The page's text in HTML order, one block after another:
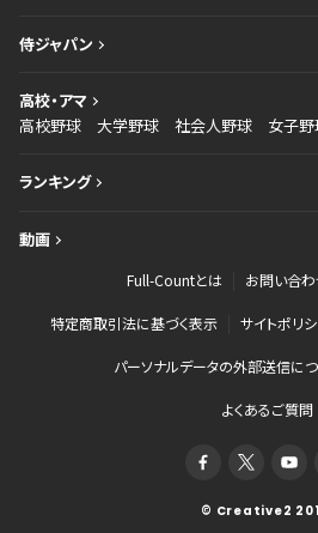
侍ジャパン
高校・アマ
高校野球
大学野球 社会人野球 女子
ランキング
動画
Full-Countとは お問い合
特定商取引法に基づく表示 サイトポリ
パーソナルデータの外部送信に
よくあるご質問
© Creative2